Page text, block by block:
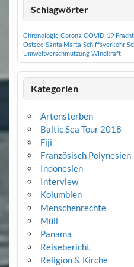
Schlagwörter
Chronologie Corona COVID-19
Ostsee Santa Marta Schiffsverkehr
Umweltverschmutzung Windkraft
Kategorien
Artensterben
Baltic Sea Tour 2018
Fiji
Französisch Polynesien
Indonesien
Interview
Kolumbien
Menschenrechte
Müll
Panama
Reisebericht
Religion & Kirche